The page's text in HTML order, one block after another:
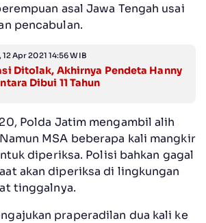
asal Jawa Tengah usai
pencabulan.
12 Apr 2021 14:56 WIB
Ditolak, Akhirnya Pendeta Hanny
Dibui 11 Tahun
Polda Jatim mengambil alih
MSA beberapa kali mangkir
diperiksa. Polisi bahkan gagal
akan diperiksa di lingkungan
tinggalnya.
praperadilan dua kali ke